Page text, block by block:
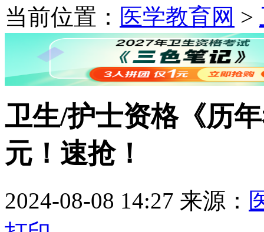
当前位置： 医学教育网 >
卫生/护士资格《历
元！速抢！
2024-08-08 14:27 来源：